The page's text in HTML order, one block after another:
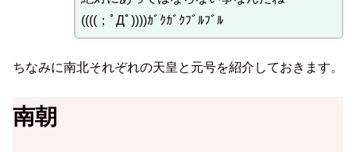
((((；ﾟДﾟ))))ｶﾞｸｶﾞｸﾌﾞﾙﾌﾞﾙ
ちなみに南北それぞれの天皇と元号を紹介しておきます。
南朝